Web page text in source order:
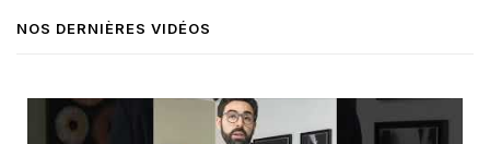
NOS DERNIÈRES VIDÉOS